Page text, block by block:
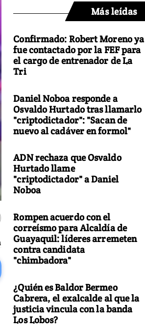
Más leídas
Confirmado: Robert Moreno ya
fue contactado por la FEF para
el cargo de entrenador de La
Tri
Daniel Noboa responde a
Osvaldo Hurtado tras llamarlo
"criptodictador": "Sacan de
nuevo al cadáver en formol"
ADN rechaza que Osvaldo
Hurtado llame
"criptodictador" a Daniel
Noboa
Rompen acuerdo con el
correísmo para Alcaldía de
Guayaquil: líderes arremeten
contra candidata
"chimbadora"
¿Quién es Baldor Bermeo
Cabrera, el exalcalde al que la
justicia vincula con la banda
Los Lobos?